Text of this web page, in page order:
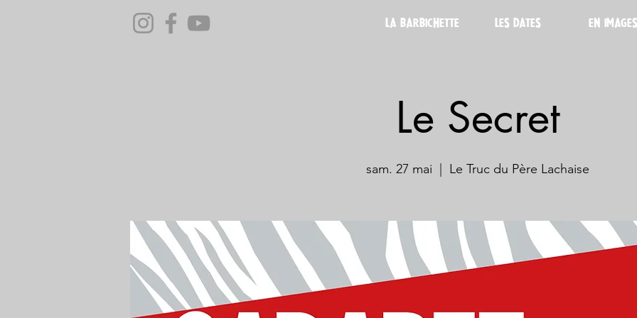
LA BARBICHETTE LES DATES EN IMAGES
Le Secret
sam. 27 mai Le Truc du Père Lachaise